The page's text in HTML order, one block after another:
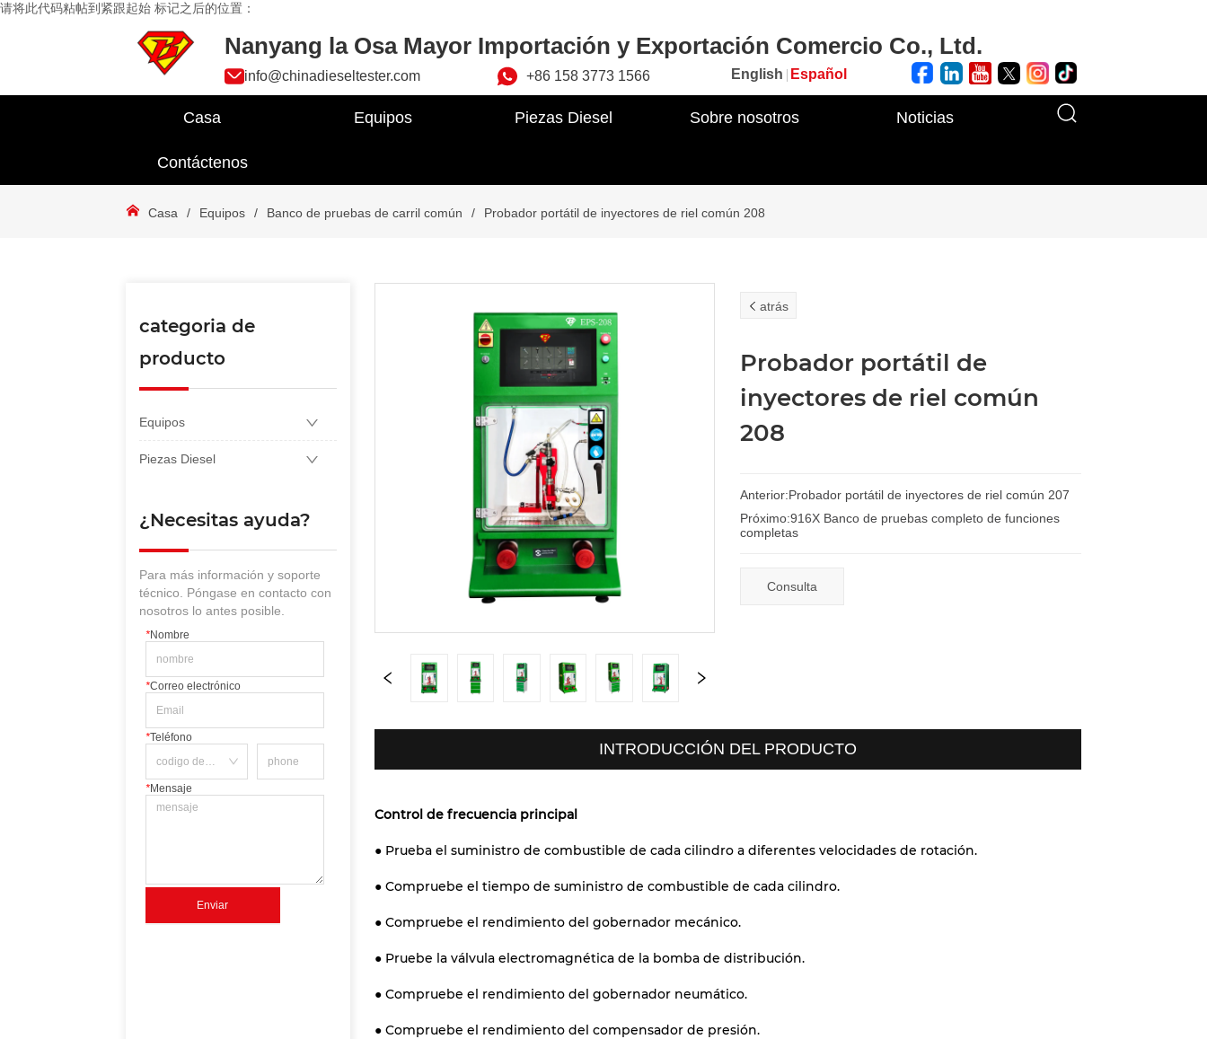
请将此代码粘帖到紧跟起始 标记之后的位置：
Nanyang la Osa Mayor Importación y Exportación Comercio Co., Ltd.
info@chinadieseltester.com +86 158 3773 1566 English Español
Casa Equipos Piezas Diesel Sobre nosotros Noticias
Contáctenos
Casa / Equipos / Banco de pruebas de carril común / Probador portátil de inyectores de riel común 208
categoria de
producto
Equipos
Piezas Diesel
¿Necesitas ayuda?
Para más información y soporte
técnico. Póngase en contacto con
nosotros lo antes posible.
*Nombre
*Correo electrónico
*Teléfono
*Mensaje
Enviar
atrás
Probador portátil de
inyectores de riel común
208
Anterior:Probador portátil de inyectores de riel común 207
Próximo:916X Banco de pruebas completo de funciones
completas
Consulta
INTRODUCCIÓN DEL PRODUCTO
Control de frecuencia principal
● Prueba el suministro de combustible de cada cilindro a diferentes velocidades de rotación.
● Compruebe el tiempo de suministro de combustible de cada cilindro.
● Compruebe el rendimiento del gobernador mecánico.
● Pruebe la válvula electromagnética de la bomba de distribución.
● Compruebe el rendimiento del gobernador neumático.
● Compruebe el rendimiento del compensador de presión.